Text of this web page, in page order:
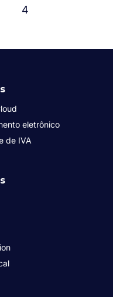
4
eletrônico
de IVA